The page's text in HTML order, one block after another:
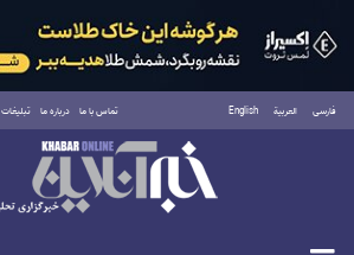
فارسی العربية English تماس با ما درباره ما تبلیغات
پنجشنبه ۱۵ مرداد ۱۴۰۵